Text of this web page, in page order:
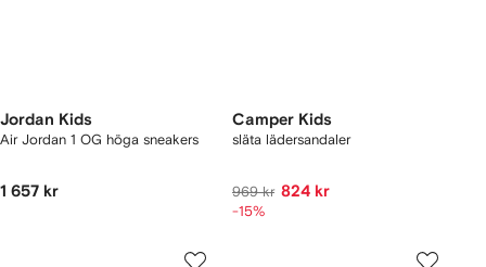
Jordan Kids
Air Jordan 1 OG höga sneakers
1 657 kr
Camper Kids
släta lädersandaler
969 kr 824 kr
-15%